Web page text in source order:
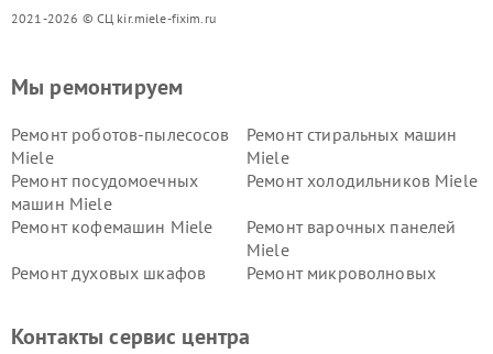
2021-2026 © СЦ kir.miele-fixim.ru
Мы ремонтируем
Ремонт роботов-пылесосов
Miele
Ремонт стиральных машин
Miele
Ремонт посудомоечных
машин Miele
Ремонт холодильников Miele
Ремонт кофемашин Miele
Ремонт варочных панелей
Miele
Ремонт духовых шкафов
Ремонт микроволновых
Miele
Контакты сервис центра